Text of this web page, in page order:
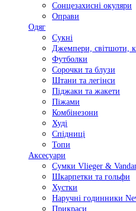
Сонцезахисні окуляри
Оправи
Одяг
Сукні
Джемпери, світшоти,
Футболки
Сорочки та блузи
Штани та легінси
Піджаки та жакети
Піжами
Комбінезони
Худі
Спідниці
Топи
Аксесуари
Сумки Vlieger &
Шкарпетки та гольфи
Хустки
Наручні годинники
Прикраси